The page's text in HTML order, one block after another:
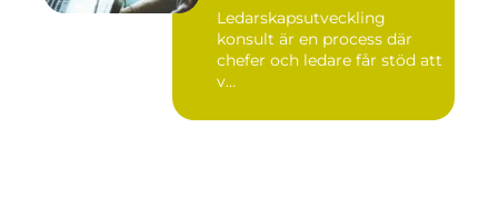
Ledarskapsutveckling
konsult är en process där
chefer och ledare får stöd att
v...